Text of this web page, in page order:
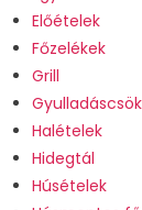
Előételek
Főzelékek
Grill
Halételek
Hidegtál
Húsételek